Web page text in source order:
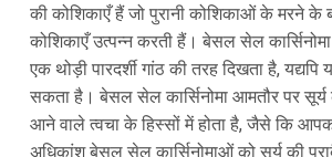
की कोशिकाएँ हैं जो पुरानी कोशिकाओं के मरने के
कोशिकाएँ उत्पन्न करती हैं। बेसल सेल
एक थोड़ी पारदर्शी गांठ की तरह दिखता है,
सकता है। बेसल सेल कार्सिनोमा आमतौर पर
आने वाले त्वचा के हिस्सों में होता है, जैसे कि
अधिकांश बेसल सेल कार्सिनोमाओं को सूर्य की